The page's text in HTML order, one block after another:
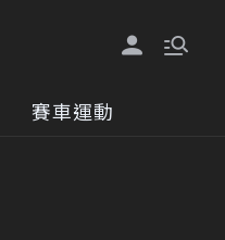
賽車運動